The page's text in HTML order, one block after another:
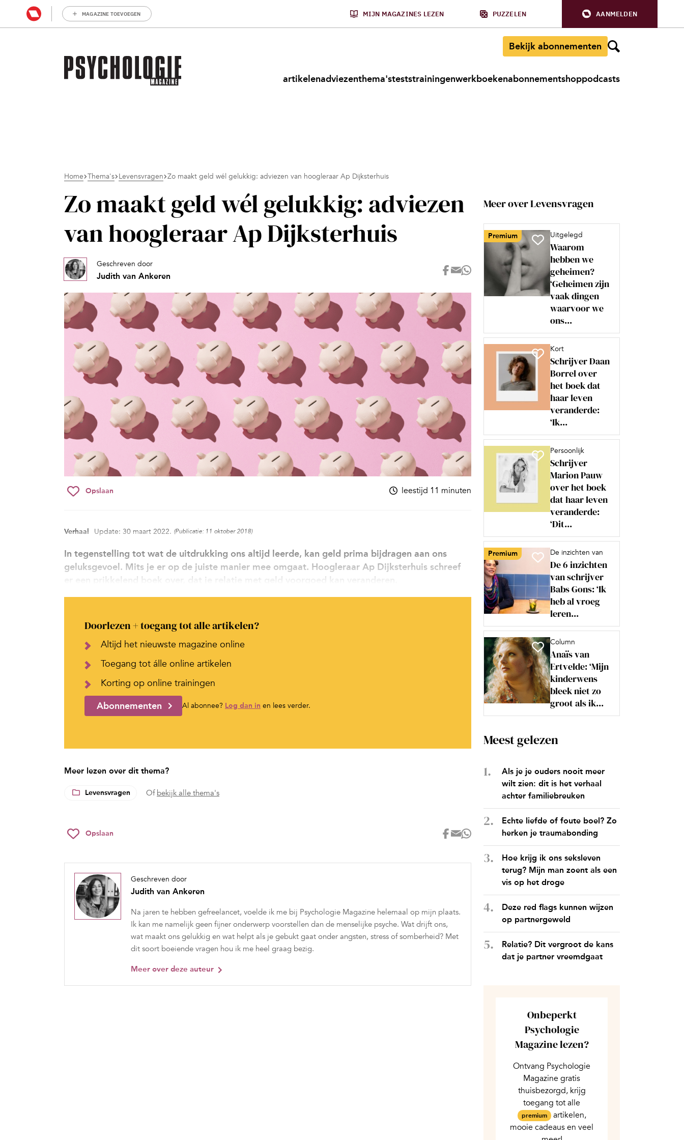
MAGAZINE TOEVOEGEN MIJN MAGAZINES LEZEN PUZZELEN AANMELDEN
Bekijk abonnementen
artikelenadviezenthema'steststrainingenwerkboekenabonnementshoppodcasts
Home Thema's Levensvragen Zo maakt geld wél gelukkig: adviezen van hoogleraar Ap Dijksterhuis
Zo maakt geld wél gelukkig: adviezen
van hoogleraar Ap Dijksterhuis
Geschreven door
Judith van Ankeren
Opslaan leestijd 11 minuten
Verhaal Update: 30 maart 2022. (Publicatie: 11 oktober 2018)
In tegenstelling tot wat de uitdrukking ons altijd leerde, kan geld prima bijdragen aan ons
geluksgevoel. Mits je er op de juiste manier mee omgaat. Hoogleraar Ap Dijksterhuis schreef
er een prikkelend boek over, dat je relatie met geld voorgoed kan veranderen.
Doorlezen + toegang tot alle artikelen?
Altijd het nieuwste magazine online
Toegang tot álle online artikelen
Korting op online trainingen
Abonnementen Al abonnee? Log dan in en lees verder.
Meer lezen over dit thema?
Levensvragen Of bekijk alle thema's
Opslaan
Geschreven door
Judith van Ankeren
Na jaren te hebben gefreelancet, voelde ik me bij Psychologie Magazine helemaal op mijn plaats.
Ik kan me namelijk geen fijner onderwerp voorstellen dan de menselijke psyche. Wat drijft ons,
wat maakt ons gelukkig en wat helpt als je gebukt gaat onder angsten, stress of somberheid? Met
dit soort boeiende vragen hou ik me heel graag bezig.
Meer over deze auteur
Meer over Levensvragen
Premium Uitgelegd
Waarom
hebben we
geheimen?
‘Geheimen zijn
vaak dingen
waarvoor we
ons...
Kort
Schrijver Daan
Borrel over
het boek dat
haar leven
veranderde:
‘Ik...
Persoonlijk
Schrijver
Marion Pauw
over het boek
dat haar leven
veranderde:
‘Dit...
Premium De inzichten van
De 6 inzichten
van schrijver
Babs Gons: ‘Ik
heb al vroeg
leren...
Column
Anaïs van
Ertvelde: ‘Mijn
kinderwens
bleek niet zo
groot als ik...
Meest gelezen
Als je je ouders nooit meer
wilt zien: dit is het verhaal
achter familiebreuken
Echte liefde of foute boel? Zo
herken je traumabonding
Hoe krijg ik ons seksleven
terug? Mijn man zoent als een
vis op het droge
Deze red flags kunnen wijzen
op partnergeweld
Relatie? Dit vergroot de kans
dat je partner vreemdgaat
Onbeperkt
Psychologie
Magazine lezen?
Ontvang Psychologie
Magazine gratis
thuisbezorgd, krijg
toegang tot alle
premium artikelen,
mooie cadeaus en veel